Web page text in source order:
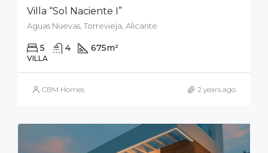
Villa “Sol Naciente I”
Aguas Nuevas, Torrevieja, Alicante
5 4 675m²
VILLA
CBM Homes 2 years ago